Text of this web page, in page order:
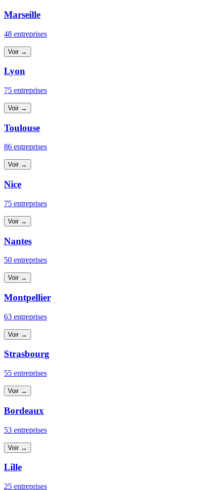
Marseille
48 entreprises
Voir →
Lyon
75 entreprises
Voir →
Toulouse
86 entreprises
Voir →
Nice
75 entreprises
Voir →
Nantes
50 entreprises
Voir →
Montpellier
63 entreprises
Voir →
Strasbourg
55 entreprises
Voir →
Bordeaux
53 entreprises
Voir →
Lille
25 entreprises